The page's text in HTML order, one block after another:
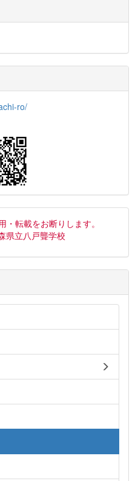
ro/
・転載をお断りします。
県立八戸聾学校